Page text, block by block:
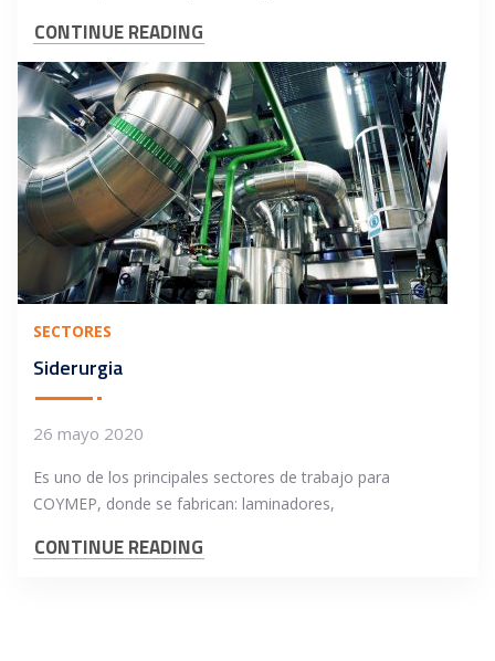
CONTINUE READING
SECTORES
Siderurgia
26 mayo 2020
Es uno de los principales sectores de trabajo para
COYMEP, donde se fabrican: laminadores,
CONTINUE READING